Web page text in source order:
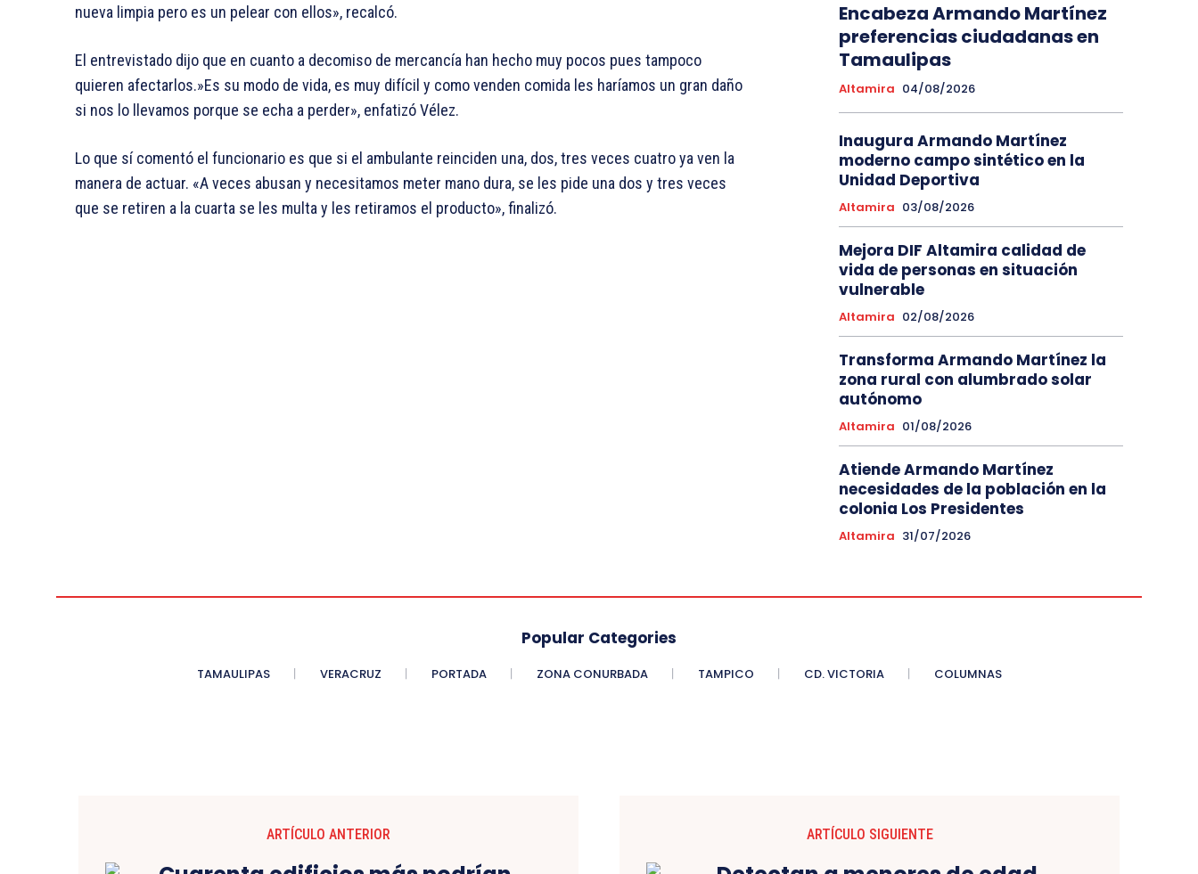
nueva limpia pero es un pelear con ellos», recalcó.
El entrevistado dijo que en cuanto a decomiso de mercancía han hecho muy pocos pues tampoco
quieren afectarlos.»Es su modo de vida, es muy difícil y como venden comida les haríamos un gran daño
si nos lo llevamos porque se echa a perder», enfatizó Vélez.
Lo que sí comentó el funcionario es que si el ambulante reinciden una, dos, tres veces cuatro ya ven la
manera de actuar. «A veces abusan y necesitamos meter mano dura, se les pide una dos y tres veces
que se retiren a la cuarta se les multa y les retiramos el producto», finalizó.
Encabeza Armando Martínez
preferencias ciudadanas en
Tamaulipas
Altamira 04/08/2026
Inaugura Armando Martínez
moderno campo sintético en la
Unidad Deportiva
Altamira 03/08/2026
Mejora DIF Altamira calidad de
vida de personas en situación
vulnerable
Altamira 02/08/2026
Transforma Armando Martínez la
zona rural con alumbrado solar
autónomo
Altamira 01/08/2026
Atiende Armando Martínez
necesidades de la población en la
colonia Los Presidentes
Altamira 31/07/2026
Popular Categories
TAMAULIPAS VERACRUZ PORTADA ZONA CONURBADA TAMPICO CD. VICTORIA COLUMNAS
ARTÍCULO ANTERIOR ARTÍCULO SIGUIENTE